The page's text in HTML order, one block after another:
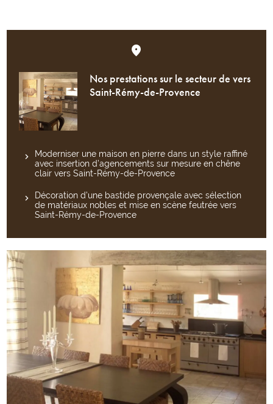
Nos prestations sur le secteur de vers
Saint-Rémy-de-Provence
Moderniser une maison en pierre dans un style raffiné
avec insertion d’agencements sur mesure en chêne
clair vers Saint-Rémy-de-Provence
Décoration d’une bastide provençale avec sélection
de matériaux nobles et mise en scène feutrée vers
Saint-Rémy-de-Provence